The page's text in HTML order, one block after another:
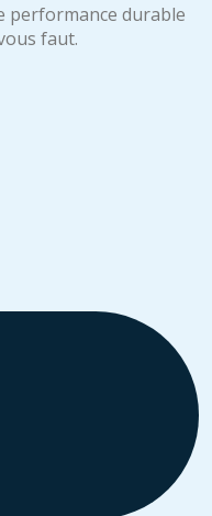
performance durable
faut.